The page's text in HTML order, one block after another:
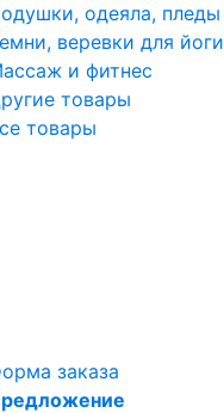
одеяла, пледы
веревки для йоги
и фитнес
товары
товары
заказа